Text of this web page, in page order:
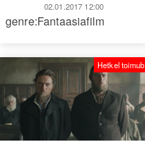
02.01.2017 12:00
genre:Fantaasiafilm
Hetkel toimub